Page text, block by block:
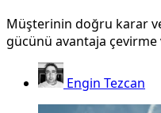
Müşterinin doğru karar
gücünü avantaja
Engin Tezcan